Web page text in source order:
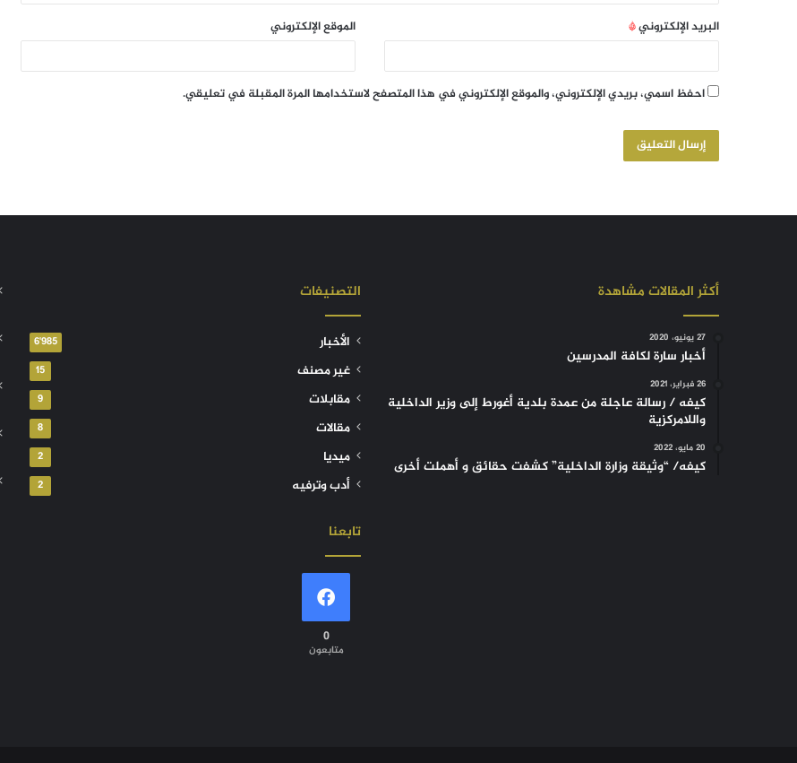
البريد الإلكتروني* الموقع الإلكتروني
احفظ اسمي، بريدي الإلكتروني، والموقع الإلكتروني في هذا المتصفح لاستخدامها المرة المقبلة في تعليقي.
أكثر المقالات مشاهدة
27 يونيو، 2020
أخبار سارة لكافة المدرسين
26 فبراير، 2021
كيفه / رسالة عاجلة من عمدة بلدية أغورط إلى وزير الداخلية
واللامركزية
20 مايو، 2022
كيفه/ “وثيقة وزارة الداخلية” كشفت حقائق و أهملت أخرى
التصنيفات
الأخبار 6٬985
غير مصنف 15
مقابلات 9
مقالات 8
ميديا 2
أدب وترفيه 2
تابعنا
0
متابعون